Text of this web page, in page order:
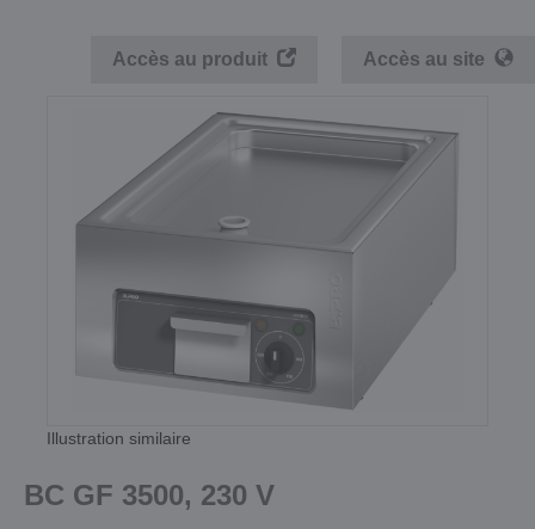
Accès au site
Accès au produit
Illustration similaire
BC GF 3500, 230 V